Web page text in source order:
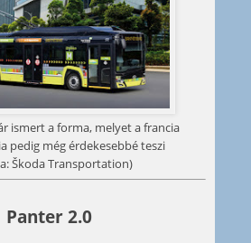
ismert a forma, melyet a francia
pedig még érdekesebbé teszi
Škoda Transportation)
Panter 2.0